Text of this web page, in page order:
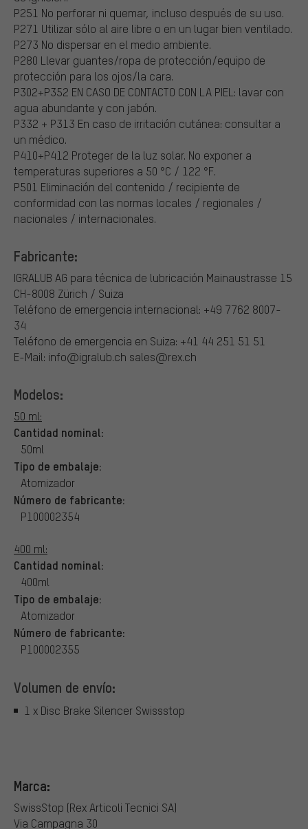
P251 No perforar ni quemar, incluso después de su uso.
P271 Utilizar sólo al aire libre o en un lugar bien ventilado.
P273 No dispersar en el medio ambiente.
P280 Llevar guantes/ropa de protección/equipo de
protección para los ojos/la cara.
P302+P352 EN CASO DE CONTACTO CON LA PIEL: lavar con
agua abundante y con jabón.
P332 + P313 En caso de irritación cutánea: consultar a
un médico.
P410+P412 Proteger de la luz solar. No exponer a
temperaturas superiores a 50 °C / 122 °F.
P501 Eliminación del contenido / recipiente de
conformidad con las normas locales / regionales /
nacionales / internacionales.
Fabricante:
IGRALUB AG para técnica de lubricación Mainaustrasse 15
CH-8008 Zürich / Suiza
Teléfono de emergencia internacional: +49 7762 8007-
34
Teléfono de emergencia en Suiza: +41 44 251 51 51
E-Mail: info@igralub.ch sales@rex.ch
Modelos:
50 ml:
Cantidad nominal:
50ml
Tipo de embalaje:
Atomizador
Número de fabricante:
P100002354
400 ml:
Cantidad nominal:
400ml
Tipo de embalaje:
Atomizador
Número de fabricante:
P100002355
Volumen de envío:
1 x Disc Brake Silencer Swissstop
Marca:
SwissStop (Rex Articoli Tecnici SA)
Via Campagna 30